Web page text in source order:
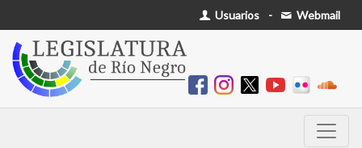
Usuarios - Webmail